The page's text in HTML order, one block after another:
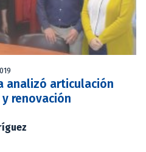
analizó articulación
renovación